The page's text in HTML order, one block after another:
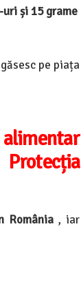
și 15 grame
pe piața
România , iar